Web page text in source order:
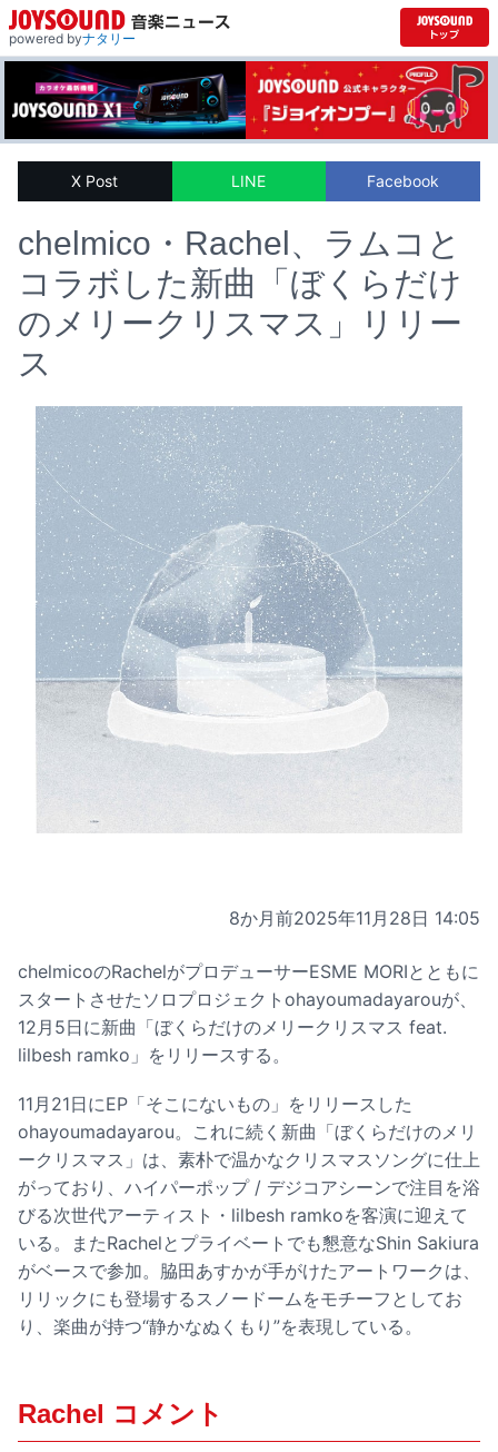
powered byナタリー
X Post LINE Facebook
chelmico・Rachel、ラムコと
コラボした新曲「ぼくらだけ
のメリークリスマス」リリー
ス
8か月前2025年11月28日 14:05
chelmicoのRachelがプロデューサーESME MORIとともに
スタートさせたソロプロジェクトohayoumadayarouが、
12月5日に新曲「ぼくらだけのメリークリスマス feat.
lilbesh ramko」をリリースする。
11月21日にEP「そこにないもの」をリリースした
ohayoumadayarou。これに続く新曲「ぼくらだけのメリ
ークリスマス」は、素朴で温かなクリスマスソングに仕上
がっており、ハイパーポップ / デジコアシーンで注目を浴
びる次世代アーティスト・lilbesh ramkoを客演に迎えて
いる。またRachelとプライベートでも懇意なShin Sakiura
がベースで参加。脇田あすかが手がけたアートワークは、
リリックにも登場するスノードームをモチーフとしてお
り、楽曲が持つ“静かなぬくもり”を表現している。
Rachel コメント